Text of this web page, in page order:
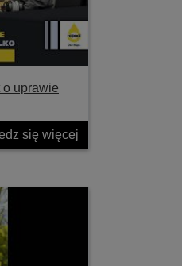
o uprawie
się więcej